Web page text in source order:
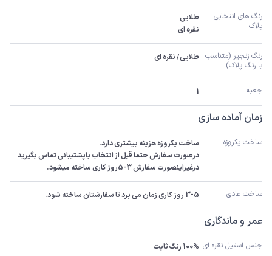
پلاک
نقره ای
با رنگ پلاک)
طلایی/ نقره ای
جعبه 1
زمان آماده سازی
ساخت یکروزه
درغیراینصورت سفارش 3-5روز کاری ساخته میشود.
ساخت عادی 3-5 روز کاری زمان می برد تا سفارشتان ساخته شود.
عمر و ماندگاری
جنس استیل نقره ای 100% رنگ ثابت